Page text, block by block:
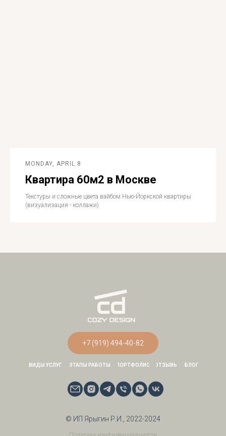
MONDAY, APRIL 8
Квартира 60м2 в Москве
Текстуры и сложные цвета вайбом Нью-Йоркской квартиры
(визуализация - коллажи)
ГЛАВНАЯ СТРАНИЦА
ВИДЫ УСЛУГ ЭТАПЫ РАБОТЫ ПОРТФОЛИО БЛОГ
© ИП Ярыгин Р.И., 2022-2024
+7 (919) 494-40-82
ОТЗЫВЫ